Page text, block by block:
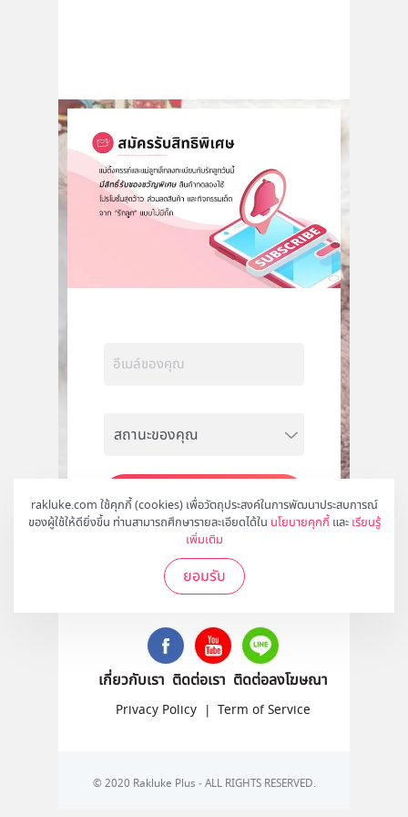
rakluke.com ใช้คุกกี้ (cookies) เพื่อวัตถุประสงค์ในการพัฒนาประสบการณ์
ของผู้ใช้ให้ดียิ่งขึ้น ท่านสามารถศึกษารายละเอียดได้ใน นโยบายคุกกี้ และ เรียนรู้
เพิ่มเติม
ยอมรับ
สมัคร
ติดตามเราได้ที่
เกี่ยวกับเรา ติดต่อเรา ติดต่อลงโฆษณา
Privacy Policy | Term of Service
© 2020 Rakluke Plus - ALL RIGHTS RESERVED.